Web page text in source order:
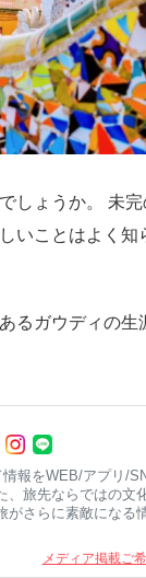
しょうか。 未
いことはよく
るガウディの生
報をWEB/アプリ/
、旅先ならではの文
がさらに素敵になる
メディア掲載ご